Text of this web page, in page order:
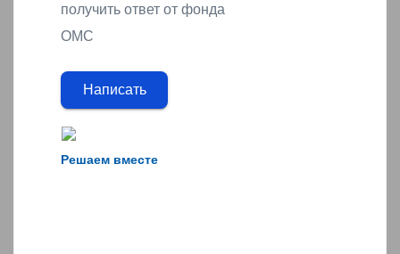
Решаем вместе
получить ответ от фонда
ОМС
Написать